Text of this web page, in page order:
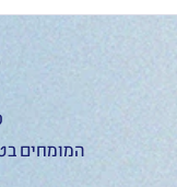
המומחים